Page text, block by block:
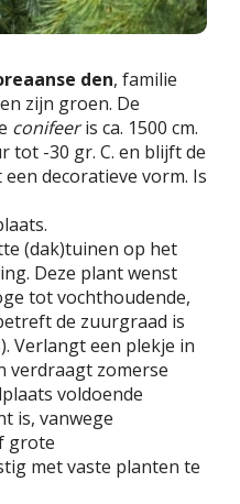
den, familie
zijn groen. De
conifeeris ca. 1500 cm.
tot -30 gr. C. en blijft de
decoratieve vorm. Is
(dak)tuinen op het
Deze plant wenst
tot vochthoudende,
de zuurgraad is
Verlangt een plekje in
verdraagt zomerse
voldoende
is, vanwege
grote
met vaste planten te